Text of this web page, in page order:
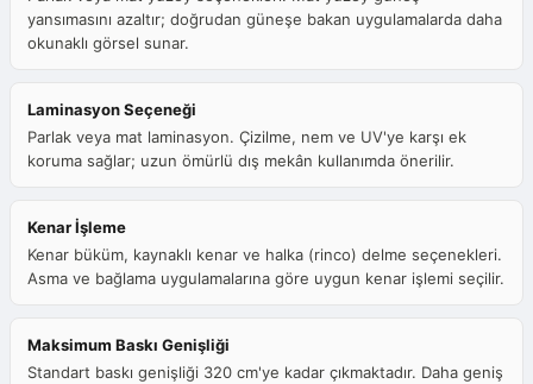
yansımasını azaltır; doğrudan güneşe bakan uygulamalarda daha
okunaklı görsel sunar.
Laminasyon Seçeneği
Parlak veya mat laminasyon. Çizilme, nem ve UV'ye karşı ek
koruma sağlar; uzun ömürlü dış mekân kullanımda önerilir.
Kenar İşleme
Kenar büküm, kaynaklı kenar ve halka (rinco) delme seçenekleri.
Asma ve bağlama uygulamalarına göre uygun kenar işlemi seçilir.
Maksimum Baskı Genişliği
Standart baskı genişliği 320 cm'ye kadar çıkmaktadır. Daha geniş